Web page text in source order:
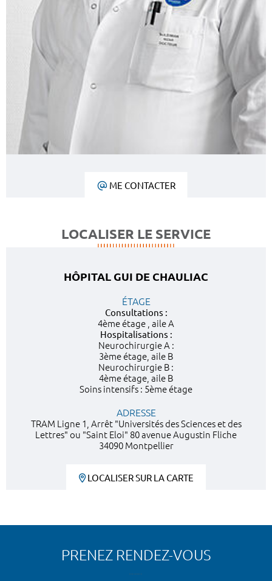
ME CONTACTER
LOCALISER LE SERVICE
HÔPITAL GUI DE CHAULIAC
ÉTAGE
Consultations :
4ème étage , aile A
Hospitalisations :
Neurochirurgie A :
3ème étage, aile B
Neurochirurgie B :
4ème étage, aile B
Soins intensifs : 5ème étage
ADRESSE
TRAM Ligne 1, Arrêt "Universités des Sciences et des
Lettres" ou "Saint Eloi" 80 avenue Augustin Fliche
34090 Montpellier
LOCALISER SUR LA CARTE
PRENEZ RENDEZ-VOUS